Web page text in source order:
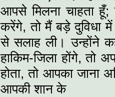
आपसे मिलना चाहता
करेंगे, तो मैं बड़े दुविधा
से सलाह ली। उन्होंने
हाकिम-जिला होंगे, तो
होता, तो आपका जाना
आपकी शान के